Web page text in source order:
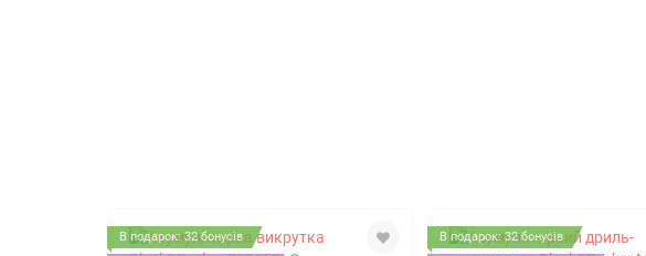
В подарок: 32 бонусів
В подарок: 32 бонусів